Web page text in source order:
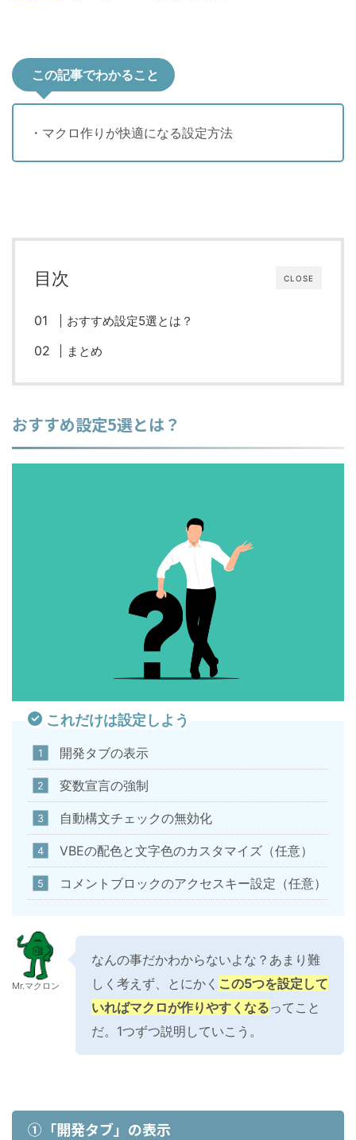
この記事でわかること
・マクロ作りが快適になる設定方法
CLOSE
目次
おすすめ設定5選とは？
まとめ
おすすめ設定5選とは？
これだけは設定しよう
開発タブの表示
変数宣言の強制
自動構文チェックの無効化
VBEの配色と文字色のカスタマイズ（任意）
コメントブロックのアクセスキー設定（任意）
Mr.マクロン
なんの事だかわからないよな？あまり難
しく考えず、とにかく この5つを設定して
いればマクロが作りやすくなるってこと
だ。1つずつ説明していこう。
①「開発タブ」の表示